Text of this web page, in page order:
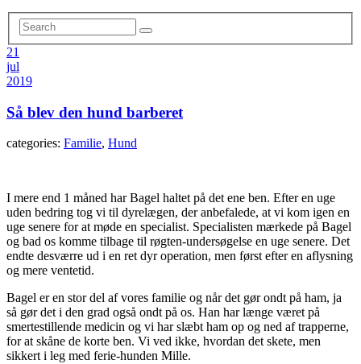
21
jul
2019
Så blev den hund barberet
categories: Familie, Hund
I mere end 1 måned har Bagel haltet på det ene ben. Efter en uge
uden bedring tog vi til dyrelægen, der anbefalede, at vi kom igen en
uge senere for at møde en specialist. Specialisten mærkede på Bagel
og bad os komme tilbage til røgten-undersøgelse en uge senere. Det
endte desværre ud i en ret dyr operation, men først efter en aflysning
og mere ventetid.
Bagel er en stor del af vores familie og når det gør ondt på ham, ja
så gør det i den grad også ondt på os. Han har længe været på
smertestillende medicin og vi har slæbt ham op og ned af trapperne,
for at skåne de korte ben. Vi ved ikke, hvordan det skete, men
sikkert i leg med ferie-hunden Mille.